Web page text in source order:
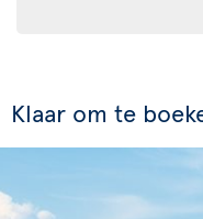
Klaar om te